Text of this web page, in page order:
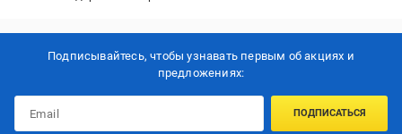
Подписывайтесь, чтобы узнавать первым об акцияx и
предложениях:
ПОДПИСАТЬСЯ